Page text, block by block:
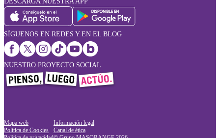
SÍGUENOS EN REDES Y EN EL BLOG
NUESTRO PROYECTO SOCIAL
Mapa web
Política de Cookies
Información legal
Canal de ética